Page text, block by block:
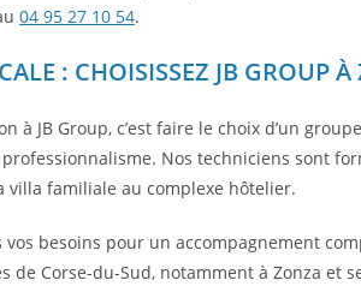
04 95 27 10 54.
: CHOISISSEZ JB GROUP
à JB Group, c’est faire le choix d’un
Nos techniciens sont
villa familiale au complexe hôtelier.
besoins pour un accompagnement
de Corse-du-Sud, notamment à Zonza et